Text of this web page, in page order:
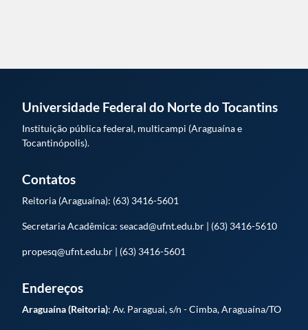
Universidade Federal do Norte do Tocantins
Instituição pública federal, multicampi (Araguaína e
Tocantinópolis).
Contatos
Reitoria (Araguaína): (63) 3416-5601
Secretaria Acadêmica: seacad@ufnt.edu.br | (63) 3416-5610
propesq@ufnt.edu.br | (63) 3416-5601
Endereços
Araguaína (Reitoria): Av. Paraguai, s/n - Cimba, Araguaína/TO